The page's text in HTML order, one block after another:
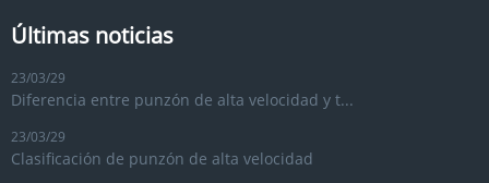
Últimas noticias
23/03/29
Diferencia entre punzón de alta velocidad y t...
23/03/29
Clasificación de punzón de alta velocidad